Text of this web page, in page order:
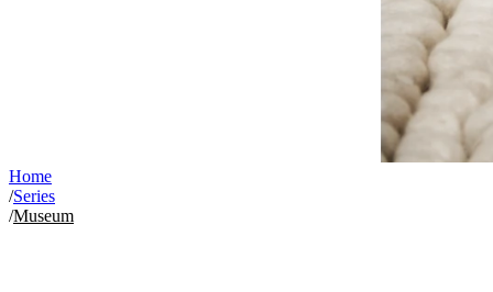
Home
/Series
/Museum